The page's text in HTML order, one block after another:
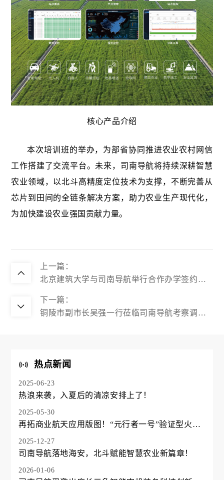
核心产品介绍
本次培训班的举办，为部省协同推进农业农村网信
工作搭建了交流平台。未来，司南导航将持续深耕智慧
农业领域，以北斗高精度定位技术为支撑，不断完善从
芯片到田间的全链条解决方案，助力农业生产现代化，
为加快建设农业强国贡献力量。
上一篇：
北京建筑大学与司南导航举行合作办学签约仪
下一篇：
铜陵市副市长吴强一行莅临司南导航考察调
热点新闻
2025-06-23
热浪来袭，入夏后的清凉安排上了！
2025-05-30
再拓商业航天应用版图！“元行者一号”验证型火箭
飞行回收试验圆满成功
2025-12-27
司南导航落地海安，北斗赋能智慧农业新篇章！
2026-01-06